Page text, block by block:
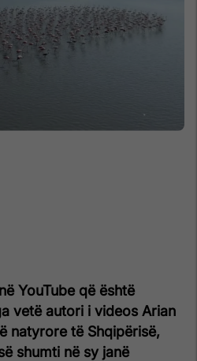
YouTube që është
vetë autori i videos Arian
natyrore të Shqipërisë,
shumti në sy janë